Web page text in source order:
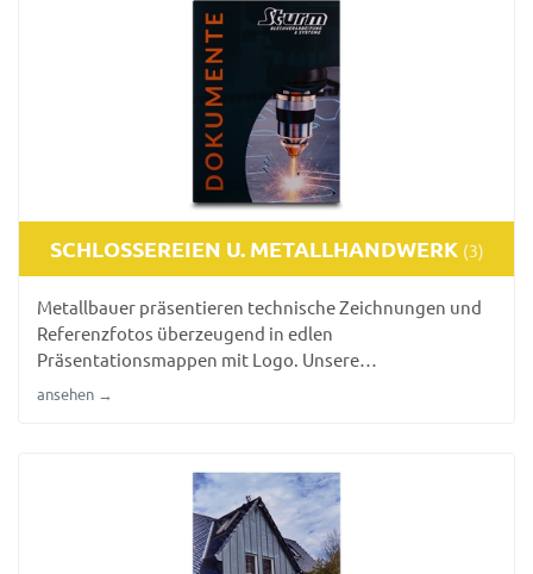
SCHLOSSEREIEN U. METALLHANDWERK (3)
Metallbauer präsentieren technische Zeichnungen und
Referenzfotos überzeugend in edlen
Präsentationsmappen mit Logo. Unsere
Angebotsmappen für Geländer-, Treppen- und
ansehen →